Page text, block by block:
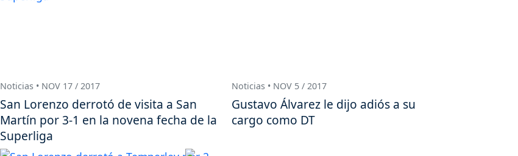
Noticias • NOV 17 / 2017
San Lorenzo derrotó de visita a San
Martín por 3-1 en la novena fecha de la
Superliga
Noticias • NOV 5 / 2017
Gustavo Álvarez le dijo adiós a su
cargo como DT